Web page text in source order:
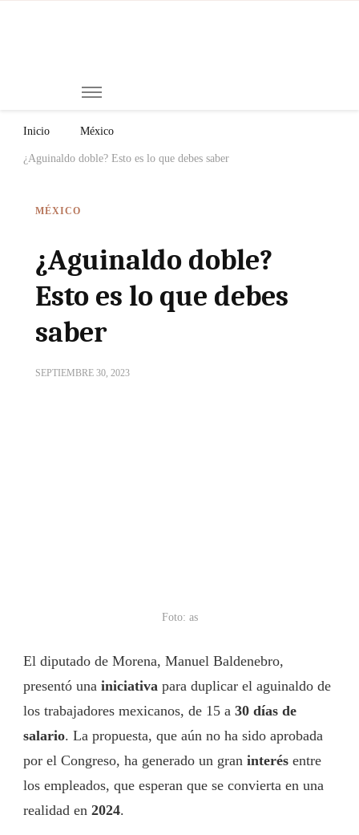
Inicio México
¿Aguinaldo doble? Esto es lo que debes saber
MÉXICO
¿Aguinaldo doble?
Esto es lo que debes
saber
SEPTIEMBRE 30, 2023
Foto: as
El diputado de Morena, Manuel Baldenebro,
presentó una iniciativa para duplicar el aguinaldo de
los trabajadores mexicanos, de 15 a 30 días de
salario. La propuesta, que aún no ha sido aprobada
por el Congreso, ha generado un gran interés entre
los empleados, que esperan que se convierta en una
realidad en 2024.